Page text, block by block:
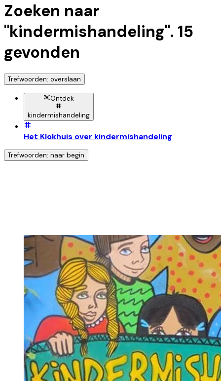
Zoeken naar
"kindermishandeling". 15
gevonden
Trefwoorden: overslaan
Ontdek
kindermishandeling
Het Klokhuis over kindermishandeling
Trefwoorden: naar begin